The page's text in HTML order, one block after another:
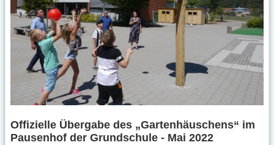
Offizielle Übergabe des „Gartenhäuschens“ im
Pausenhof der Grundschule - Mai 2022